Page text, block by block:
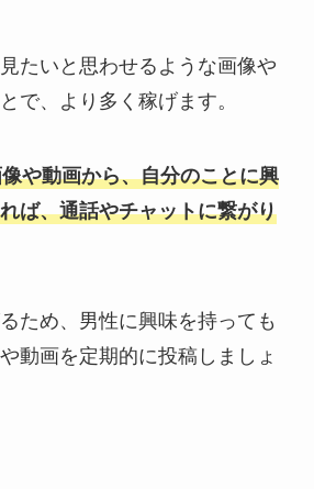
たいと思わせるような画像や
で、より多く稼げます。
や動画から、自分のことに興
ば、通話やチャットに繋がり
ため、男性に興味を持っても
動画を定期的に投稿しましょ